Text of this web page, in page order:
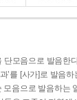
모음으로 발음한
’를 [사가]로 발음하
모음으로 발음하는